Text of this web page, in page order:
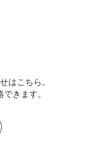
はこちら。
きます。